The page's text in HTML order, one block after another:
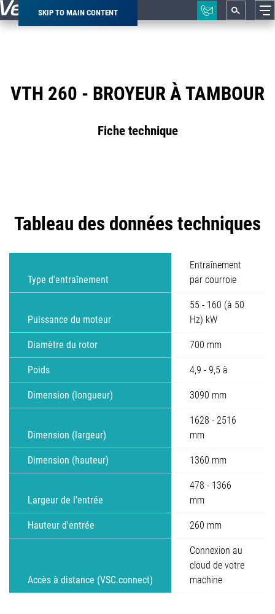
SKIP TO MAIN CONTENT
Breadcrumb
VTH 260 - BROYEUR À TAMBOUR
Fiche technique
Tableau des données techniques
Type d'entraînement
Entraînement
par courroie
Puissance du moteur
55 - 160 (à 50
Hz) kW
Diamètre du rotor 700 mm
Poids 4,9 - 9,5 à
Dimension (longueur) 3090 mm
Dimension (largeur)
1628 - 2516
mm
Dimension (hauteur) 1360 mm
Largeur de l'entrée
478 - 1366
mm
Hauteur d'entrée 260 mm
Accès à distance (VSC.connect)
Connexion au
cloud de votre
machine